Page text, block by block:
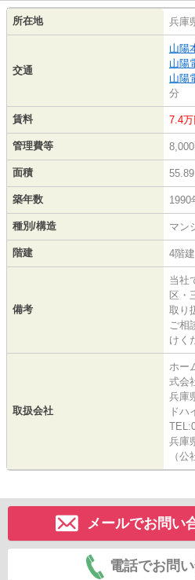
所在地 兵庫
交通
山陽
山陽
山陽
分
賃料 7.4万
管理費等
面積
築年数 1990
種別/構造 マン
階建 4階建
備考
当社
区・
取り
ご相
けく
取扱会社
ホー
式会
兵庫
ド
兵庫
（
メールでお問い
電話でお問